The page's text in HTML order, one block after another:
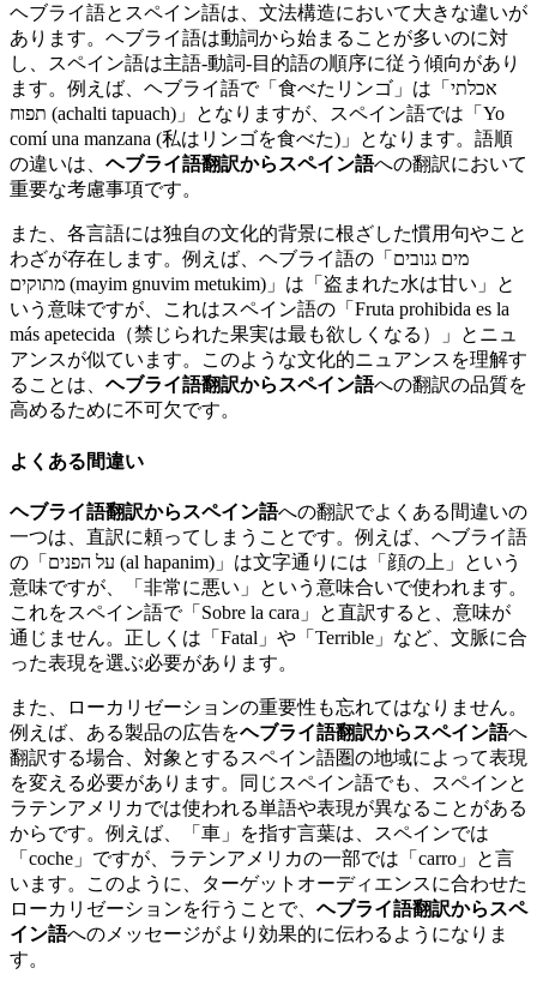
ヘブライ語とスペイン語は、文法構造において大きな違いが
あります。ヘブライ語は動詞から始まることが多いのに対
し、スペイン語は主語-動詞-目的語の順序に従う傾向があり
ます。例えば、ヘブライ語で「食べたリンゴ」は「אכלתי
תפוח (achalti tapuach)」となりますが、スペイン語では「Yo
comí una manzana (私はリンゴを食べた)」となります。語順
の違いは、 ヘブライ語翻訳からスペイン語への翻訳において
重要な考慮事項です。
また、各言語には独自の文化的背景に根ざした慣用句やこと
わざが存在します。例えば、ヘブライ語の「מים גנובים
מתוקים (mayim gnuvim metukim)」は「盗まれた水は甘い」と
いう意味ですが、これはスペイン語の「Fruta prohibida es la
más apetecida（禁じられた果実は最も欲しくなる）」とニュ
アンスが似ています。このような文化的ニュアンスを理解す
ることは、 ヘブライ語翻訳からスペイン語への翻訳の品質を
高めるために不可欠です。
よくある間違い
ヘブライ語翻訳からスペイン語への翻訳でよくある間違いの
一つは、直訳に頼ってしまうことです。例えば、ヘブライ語
の「על הפנים (al hapanim)」は文字通りには「顔の上」という
意味ですが、「非常に悪い」という意味合いで使われます。
これをスペイン語で「Sobre la cara」と直訳すると、意味が
通じません。正しくは「Fatal」や「Terrible」など、文脈に合
った表現を選ぶ必要があります。
また、ローカリゼーションの重要性も忘れてはなりません。
例えば、ある製品の広告をヘブライ語翻訳からスペイン語へ
翻訳する場合、対象とするスペイン語圏の地域によって表現
を変える必要があります。同じスペイン語でも、スペインと
ラテンアメリカでは使われる単語や表現が異なることがある
からです。例えば、「車」を指す言葉は、スペインでは
「coche」ですが、ラテンアメリカの一部では「carro」と言
います。このように、ターゲットオーディエンスに合わせた
ローカリゼーションを行うことで、 ヘブライ語翻訳からスペ
イン語へのメッセージがより効果的に伝わるようになりま
す。